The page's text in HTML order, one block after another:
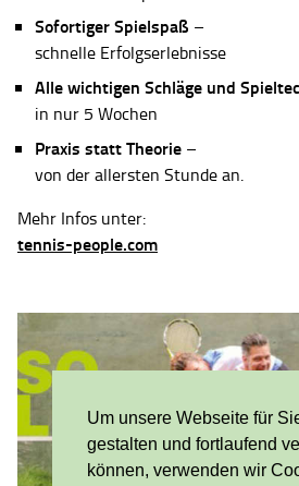
Um unsere Webseite für
gestalten und fortlaufend
können, verwenden wir
Sofortiger Spielspaß –
schnelle Erfolgserlebnisse
Alle wichtigen Schläge und
in nur 5 Wochen
Praxis statt Theorie –
von der allersten Stunde an.
Mehr Infos unter:
tennis-people.com